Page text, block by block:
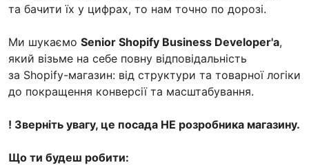
та бачити їх у цифрах, то нам точно по дорозі.
Ми шукаємо Senior Shopify Business Developer'a,
який візьме на себе повну відповідальність
за Shopify-магазин: від структури та товарної логіки
до покращення конверсії та масштабування.
! Зверніть увагу, це посада НЕ розробника магазину.
Що ти будеш робити: